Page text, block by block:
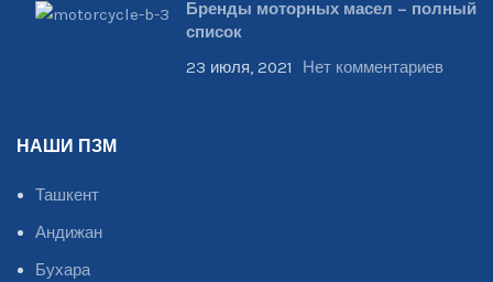
Бренды моторных масел – полный
список
23 июля, 2021 Нет комментариев
НАШИ ПЗМ
Ташкент
Андижан
Бухара